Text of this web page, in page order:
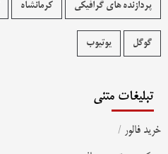
پردازنده های گرافیکی کرمانشاه
گوگل یوتیوب
تبلیغات متنی
خرید فالور /